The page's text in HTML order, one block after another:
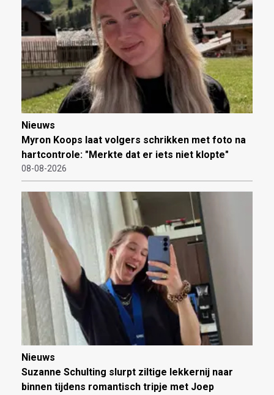
Nieuws
Myron Koops laat volgers schrikken met foto na
hartcontrole: "Merkte dat er iets niet klopte"
08-08-2026
Nieuws
Suzanne Schulting slurpt ziltige lekkernij naar
binnen tijdens romantisch tripje met Joep